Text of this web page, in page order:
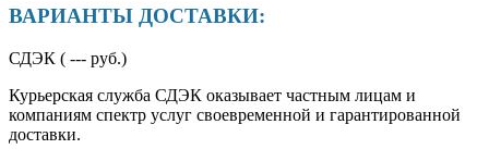
ВАРИАНТЫ ДОСТАВКИ:
СДЭК ( --- руб.)
Курьерская служба СДЭК оказывает частным лицам и
компаниям спектр услуг своевременной и гарантированной
доставки.